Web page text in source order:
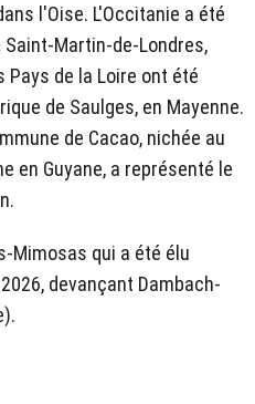
l'Oise. L'Occitanie a été
Martin-de-Londres,
Pays de la Loire ont été
de Saulges, en Mayenne.
de Cacao, nichée au
en Guyane, a représenté le
Mimosas qui a été élu
devançant Dambach-